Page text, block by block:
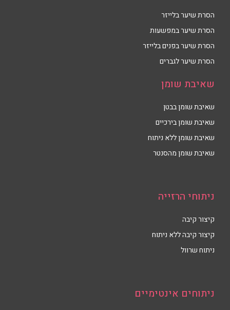
הסרת שיער בלייזר
הסרת שיער במפשעות
הסרת שיער בפנים בלייזר
הסרת שיער לגברים
שאיבת שומן
שאיבת שומן בבטן
שאיבת שומן בירכיים
שאיבת שומן ללא ניתוח
שאיבת שומן מהסנטר
ניתוחי הרזייה
קיצור קיבה
קיצור קיבה ללא ניתוח
ניתוח שרוול
ניתוחים אינטימיים